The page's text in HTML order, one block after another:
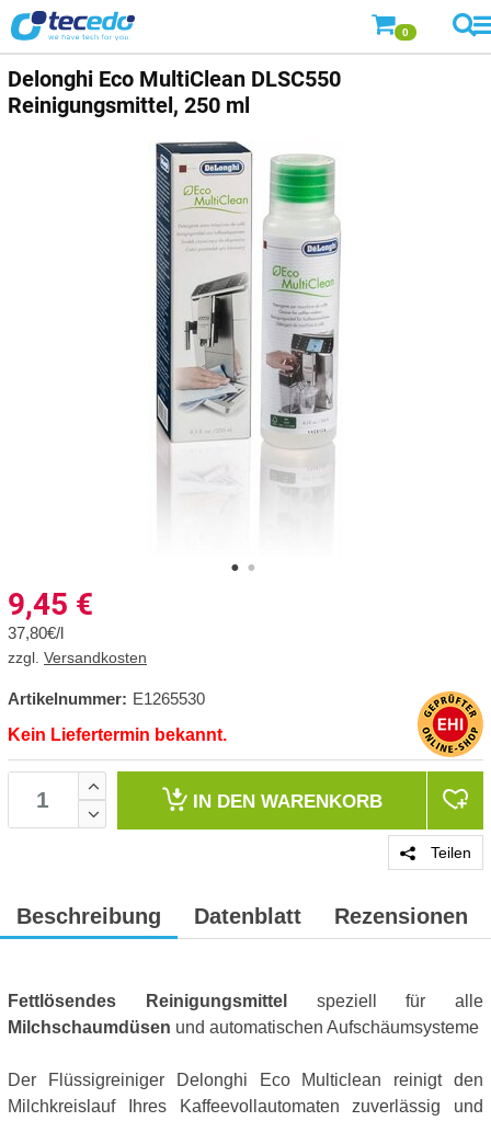
0
Delonghi Eco MultiClean DLSC550
Reinigungsmittel, 250 ml
9,45 €
37,80€/l
zzgl. Versandkosten
Artikelnummer: E1265530
Kein Liefertermin bekannt.
IN DEN WARENKORB
Teilen
Beschreibung Datenblatt Rezensionen
Fettlösendes Reinigungsmittel speziell für alle
Milchschaumdüsen und automatischen Aufschäumsysteme
Der Flüssigreiniger Delonghi Eco Multiclean reinigt den
Milchkreislauf Ihres Kaffeevollautomaten zuverlässig und